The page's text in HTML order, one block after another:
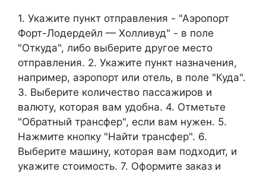
1. Укажите пункт отправления - "Аэропорт
Форт-Лодердейл — Холливуд" - в поле
"Откуда", либо выберите другое место
отправления. 2. Укажите пункт назначения,
например, аэропорт или отель, в поле "Куда".
3. Выберите количество пассажиров и
валюту, которая вам удобна. 4. Отметьте
"Обратный трансфер", если вам нужен. 5.
Нажмите кнопку "Найти трансфер". 6.
Выберите машину, которая вам подходит, и
укажите стоимость. 7. Оформите заказ и